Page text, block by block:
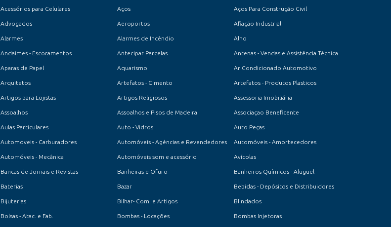
Acessórios para Celulares Aços Aços Para Construção Civil
Advogados Aeroportos Afiação Industrial
Alarmes Alarmes de Incêndio Alho
Andaimes - Escoramentos Antecipar Parcelas Antenas - Vendas e Assistência Técnica
Aparas de Papel Aquarismo Ar Condicionado Automotivo
Arquitetos Artefatos - Cimento Artefatos - Produtos Plasticos
Artigos para Lojistas Artigos Religiosos Assessoria Imobiliária
Assoalhos Assoalhos e Pisos de Madeira Associaçao Beneficente
Aulas Particulares Auto - Vidros Auto Peças
Automoveis - Carburadores Automóveis - Agéncias e Revendedores Automóveis - Amortecedores
Automóveis - Mecânica Automóveis som e acessório Avícolas
Bancas de Jornais e Revistas Banheiras e Ofuro Banheiros Químicos - Aluguel
Baterias Bazar Bebidas - Depósitos e Distribuidores
Bijuterias Bilhar- Com. e Artigos Blindados
Bolsas - Atac. e Fab. Bombas - Locações Bombas Injetoras